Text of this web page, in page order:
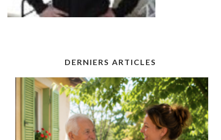
DERNIERS ARTICLES